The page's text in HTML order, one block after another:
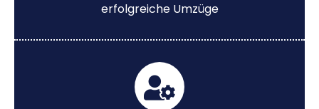
erfolgreiche Umzüge